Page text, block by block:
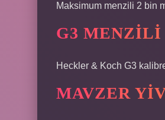
Maksimum menzili 2 bin
G3 MENZILI
Heckler & Koch G3
MAVZER